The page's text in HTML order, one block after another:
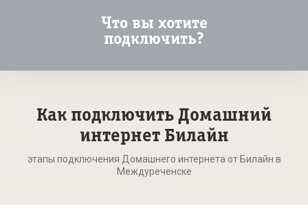
Что вы хотите
подключить?
Как подключить Домашний
интернет Билайн
этапы подключения Домашнего интернета от Билайн в
Междуреченске